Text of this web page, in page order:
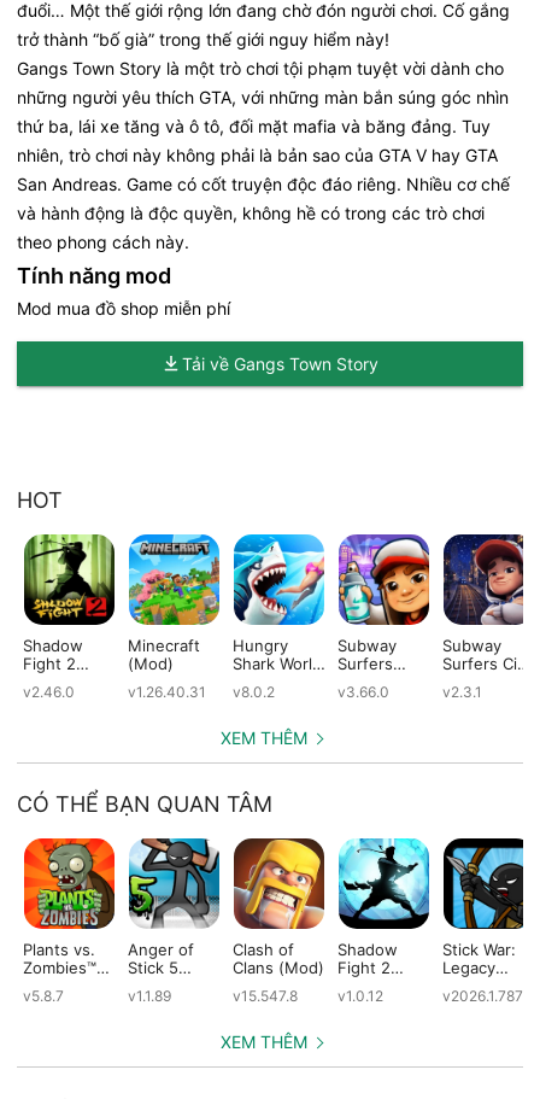
đuổi… Một thế giới rộng lớn đang chờ đón người chơi. Cố gắng
trở thành “bố già” trong thế giới nguy hiểm này!
Gangs Town Story là một trò chơi tội phạm tuyệt vời dành cho
những người yêu thích GTA, với những màn bắn súng góc nhìn
thứ ba, lái xe tăng và ô tô, đối mặt mafia và băng đảng. Tuy
nhiên, trò chơi này không phải là bản sao của GTA V hay GTA
San Andreas. Game có cốt truyện độc đáo riêng. Nhiều cơ chế
và hành động là độc quyền, không hề có trong các trò chơi
theo phong cách này.
Tính năng mod
Mod mua đồ shop miễn phí
Tải về Gangs Town Story
HOT
Shadow
Fight 2
v2.46.0
Minecraft
(Mod)
v1.26.40.31
Hungry
Shark World
v8.0.2
Subway
Surfers
v3.66.0
Subway
Surfers City
v2.3.1
XEM THÊM
CÓ THỂ BẠN QUAN TÂM
Plants vs.
Zombies™
v5.8.7
Anger of
Stick 5
v1.1.89
Clash of
Clans (Mod)
v15.547.8
Shadow
Fight 2
Edition
v1.0.12
Stick War:
Legacy
v2026.1.787
XEM THÊM